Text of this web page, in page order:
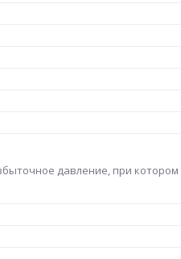
давление, при